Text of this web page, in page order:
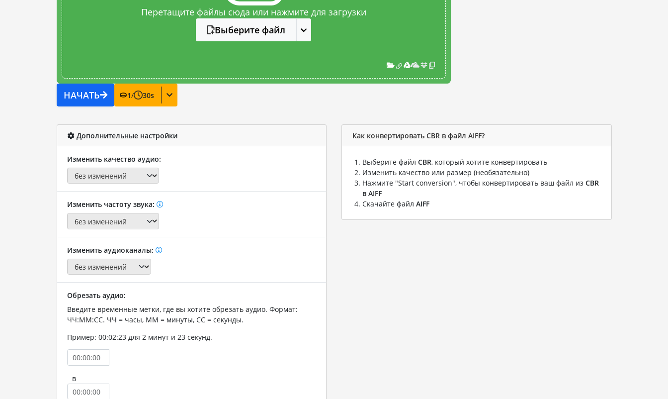
Перетащите файлы сюда или нажмите для загрузки
Выберите файл
НАЧАТЬ 1/ 30s
Дополнительные настройки
Изменить качество аудио:
Изменить частоту звука:
Изменить аудиоканалы:
Обрезать аудио:
Введите временные метки, где вы хотите обрезать аудио. Формат:
ЧЧ:ММ:СС. ЧЧ = часы, ММ = минуты, СС = секунды.
Пример: 00:02:23 для 2 минут и 23 секунд.
в
Как конвертировать CBR в файл AIFF?
Выберите файл CBR, который хотите конвертировать
Изменить качество или размер (необязательно)
Нажмите "Start conversion", чтобы конвертировать ваш файл из CBR
в AIFF
Скачайте файл AIFF